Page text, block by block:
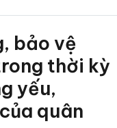
bảo vệ
thời kỳ
yếu,
quân